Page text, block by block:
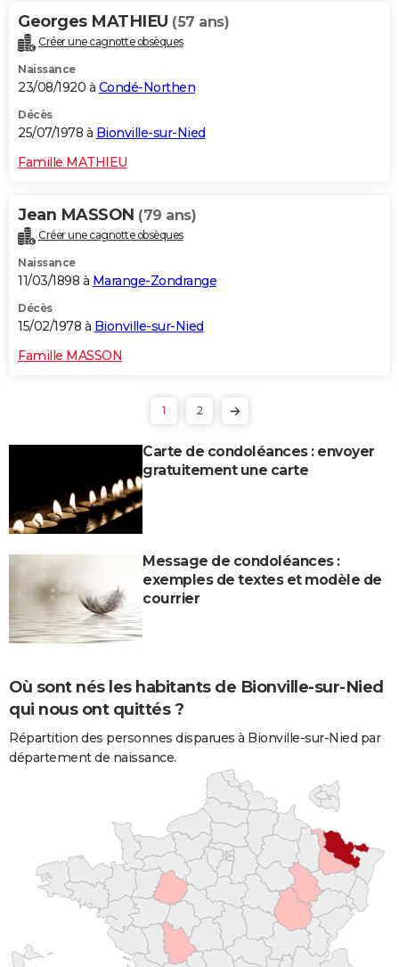
Georges MATHIEU (57 ans)
Créer une cagnotte obsèques
Naissance
23/08/1920 à Condé-Northen
Décès
25/07/1978 à Bionville-sur-Nied
Famille MATHIEU
Jean MASSON (79 ans)
Créer une cagnotte obsèques
Naissance
11/03/1898 à Marange-Zondrange
Décès
15/02/1978 à Bionville-sur-Nied
Famille MASSON
1 2
Carte de condoléances : envoyer
gratuitement une carte
Message de condoléances :
exemples de textes et modèle de
courrier
Où sont nés les habitants de Bionville-sur-Nied
qui nous ont quittés ?
Répartition des personnes disparues à Bionville-sur-Nied par
département de naissance.